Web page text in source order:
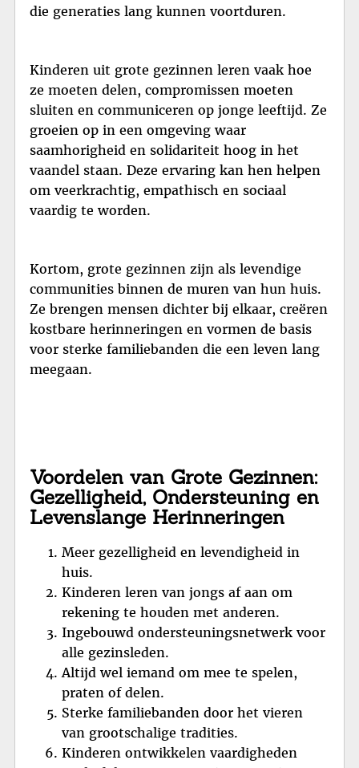
die generaties lang kunnen voortduren.
Kinderen uit grote gezinnen leren vaak hoe
ze moeten delen, compromissen moeten
sluiten en communiceren op jonge leeftijd. Ze
groeien op in een omgeving waar
saamhorigheid en solidariteit hoog in het
vaandel staan. Deze ervaring kan hen helpen
om veerkrachtig, empathisch en sociaal
vaardig te worden.
Kortom, grote gezinnen zijn als levendige
communities binnen de muren van hun huis.
Ze brengen mensen dichter bij elkaar, creëren
kostbare herinneringen en vormen de basis
voor sterke familiebanden die een leven lang
meegaan.
Voordelen van Grote Gezinnen:
Gezelligheid, Ondersteuning en
Levenslange Herinneringen
Meer gezelligheid en levendigheid in
huis.
Kinderen leren van jongs af aan om
rekening te houden met anderen.
Ingebouwd ondersteuningsnetwerk voor
alle gezinsleden.
Altijd wel iemand om mee te spelen,
praten of delen.
Sterke familiebanden door het vieren
van grootschalige tradities.
Kinderen ontwikkelen vaardigheden